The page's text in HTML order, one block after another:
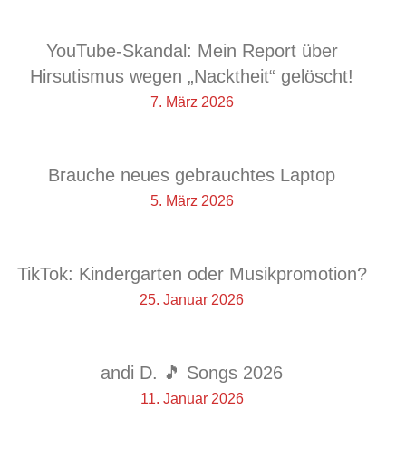
YouTube-Skandal: Mein Report über
Hirsutismus wegen „Nacktheit“ gelöscht!
7. März 2026
Brauche neues gebrauchtes Laptop
5. März 2026
TikTok: Kindergarten oder Musikpromotion?
25. Januar 2026
andi D. 🎵 Songs 2026
11. Januar 2026